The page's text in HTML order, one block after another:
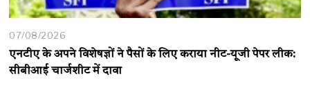
07/08/2026
एनटीए के अपने विशेषज्ञों ने पैसों के लिए कराया नीट-यूजी पेपर लीक:
सीबीआई चार्जशीट में दावा